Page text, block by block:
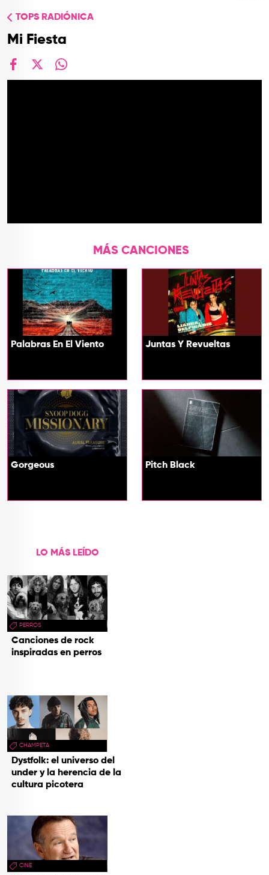
TOPS RADIÓNICA
Mi Fiesta
facebook
X whatsapp
MÁS CANCIONES
Palabras En El Viento Juntas Y Revueltas
Gorgeous Pitch Black
LO MÁS LEÍDO
PERROS
Canciones de rock
inspiradas en perros
CHAMPETA
Dystfolk: el universo del
under y la herencia de la
cultura picotera
CINE